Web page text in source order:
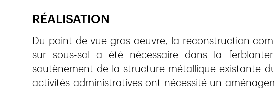
RÉALISATION
Du point de vue gros oeuvre, la reconstruction
sur sous-sol a été nécessaire dans la
soutènement de la structure métallique existante
activités administratives ont nécessité un